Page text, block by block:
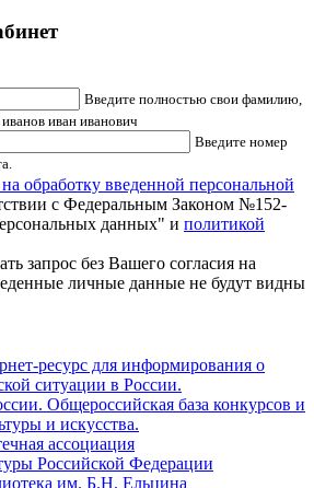
Введите полностью свои фамилию,
иван иванович
Введите номер
на обработку введенной персональной
с Федеральным Законом №152-
данных" и политикой
запрос без Вашего согласия на
личные данные не будут видны